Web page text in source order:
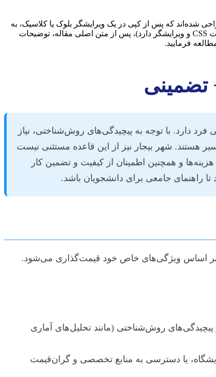
شده‌اند که پس از کپی در یک ویرایشگر بلوک یا کلاسیک، به
خوبی قابل تشخیص و نمایش باشند. برای اعمال رنگ‌بندی و سایز دقیق فونت هدینگ‌ها و همچنین تضمین رسپانسیو بودن کامل (که نیاز به تنظیمات CSS و ویرایشگر دارد)، پس از متن اصلی مقاله، توضیحات
فرمایید.
تضمینی
دارد. با توجه به پیچیدگی‌های روش‌شناختی، نیاز
هستند. شهر بیجار نیز از این قاعده مستثنی نیست
و همچنین اطمینان از کیفیت و تضمین کار
راهنمای جامعی برای دانشجویان باشد.
بر اساس ویژگی‌های خاص خود قیمت‌گذاری می‌شود.
پیچیدگی‌های روش‌شناختی (مانند تحلیل‌های آماری
یا دسترسی به منابع تخصصی و گران‌قیمت